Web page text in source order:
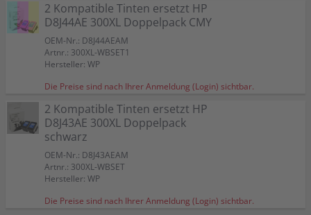
2 Kompatible Tinten ersetzt HP
D8J44AE 300XL Doppelpack CMY
OEM-Nr.: D8J44AEAM
Artnr.: 300XL-WBSET1
Hersteller: WP
Die Preise sind nach Ihrer Anmeldung (Login) sichtbar.
2 Kompatible Tinten ersetzt HP
D8J43AE 300XL Doppelpack
schwarz
OEM-Nr.: D8J43AEAM
Artnr.: 300XL-WBSET
Hersteller: WP
Die Preise sind nach Ihrer Anmeldung (Login) sichtbar.